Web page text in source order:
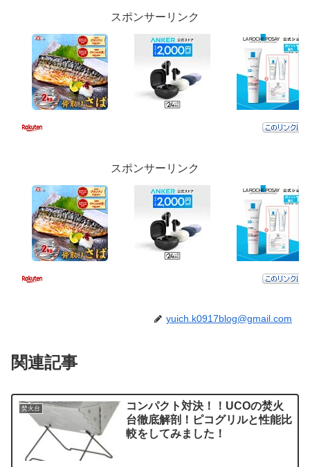
スポンサーリンク
スポンサーリンク
yuich.k0917blog@gmail.com
関連記事
焚火台
コンパクト対決！！UCOの焚火
台徹底解剖！ピコグリルと性能比
較をしてみました！